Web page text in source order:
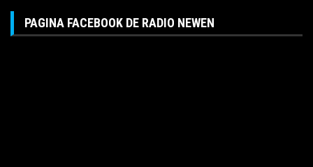
PAGINA FACEBOOK DE RADIO NEWEN